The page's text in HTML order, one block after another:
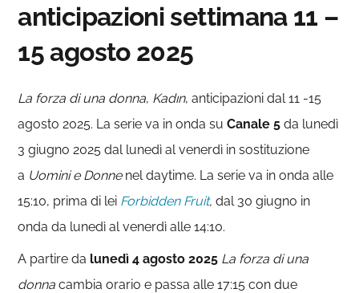
anticipazioni settimana 11 –
15 agosto 2025
La forza di una donna, Kadın, anticipazioni dal 11 -15
agosto 2025. La serie va in onda su Canale 5da lunedì
3 giugno 2025 dal lunedì al venerdì in sostituzione
a Uomini e Donne nel daytime. La serie va in onda alle
15:10, prima di lei Forbidden Fruit,dal 30 giugno in
onda da lunedì al venerdì alle 14:10.
A partire da lunedì 4 agosto 2025 La forza di una
donna cambia orario e passa alle 17:15 con due